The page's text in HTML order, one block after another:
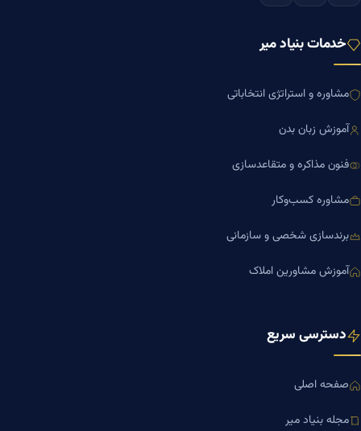
خدمات بنیاد میر
مشاوره و استراتژی انتخاباتی
آموزش زبان بدن
فنون مذاکره و متقاعدسازی
مشاوره کسب‌وکار
برندسازی شخصی و سازمانی
آموزش مشاورین املاک
دسترسی سریع
صفحه اصلی
مجله بنیاد میر